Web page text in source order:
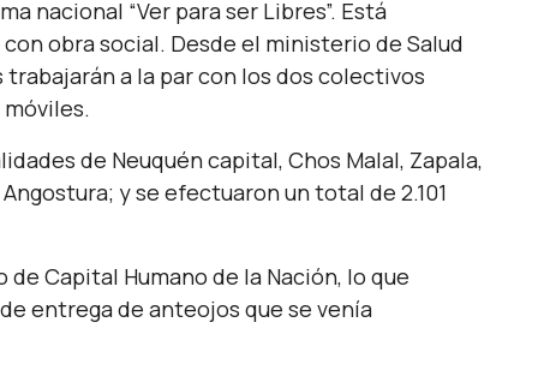
nacional “Ver para ser Libres”. Está
obra social. Desde el ministerio de Salud
a la par con los dos colectivos
de Neuquén capital, Chos Malal, Zapala,
y se efectuaron un total de 2.101
Capital Humano de la Nación, lo que
entrega de anteojos que se venía